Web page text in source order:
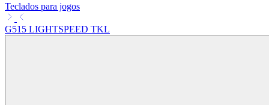
Teclados para jogos
G515 LIGHTSPEED TKL